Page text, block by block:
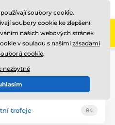
strana 30
trofeje 84
soubory cookie.
soubory cookie ke zlepšení
našich webových stránek
v souladu s našimi zásadami
cookie.
nezbytné